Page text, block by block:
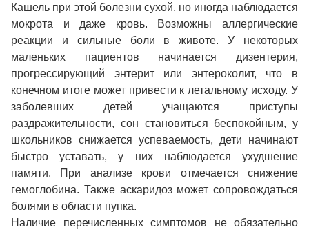
Кашель при этой болезни сухой, но иногда наблюдается
мокрота и даже кровь. Возможны аллергические
реакции и сильные боли в животе. У некоторых
маленьких пациентов начинается дизентерия,
прогрессирующий энтерит или энтероколит, что в
конечном итоге может привести к летальному исходу. У
заболевших детей учащаются приступы
раздражительности, сон становиться беспокойным, у
школьников снижается успеваемость, дети начинают
быстро уставать, у них наблюдается ухудшение
памяти. При анализе крови отмечается снижение
гемоглобина. Также аскаридоз может сопровождаться
болями в области пупка.
Наличие перечисленных симптомов не обязательно